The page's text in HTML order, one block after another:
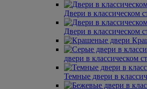
Двери в классическом
Двери в классическом
двери в классическом
Темные двери в